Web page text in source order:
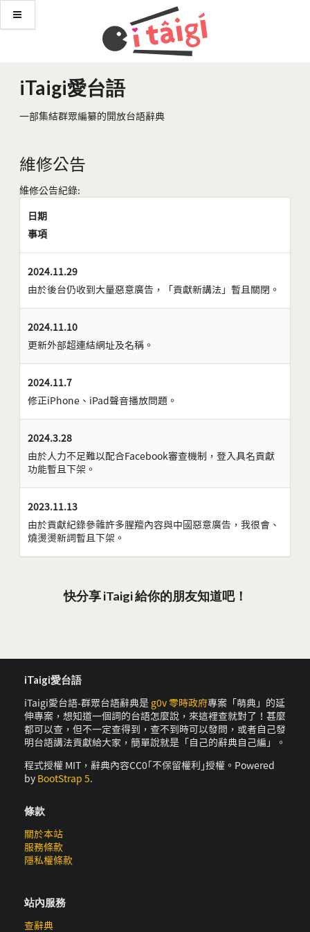
iTaigi愛台語
一部集結群眾編纂的開放台語辭典
維修公告
維修公告紀錄:
日期
事項
2024.11.29
由於後台仍收到大量惡意廣告，「貢獻新講法」暫且關閉。
2024.11.10
更新外部超連結網址及名稱。
2024.11.7
修正iPhone、iPad聲音播放問題。
2024.3.28
由於人力不足難以配合Facebook審查機制，登入具名貢獻
功能暫且下架。
2023.11.13
由於貢獻紀錄參雜許多腥羶內容與中國惡意廣告，我很會、
燒燙燙新詞暫且下架。
快分享 iTaigi 給你的朋友知道吧！
iTaigi愛台語
iTaigi愛台語-群眾台語辭典是 g0v 零時政府專案「萌典」的延
伸專案，想知道一個詞的台語怎麼說，來這裡查就對了！甚麼
都可以查，但不一定查得到，查不到時可以發問，或者自己發
明台語講法貢獻給大家，簡單說就是「自己的辭典自己編」。
程式授權 MIT，辭典內容CC0｢不保留權利｣授權。Powered
by BootStrap 5.
條款
關於本站
服務條款
隱私權條款
站內服務
查辭典